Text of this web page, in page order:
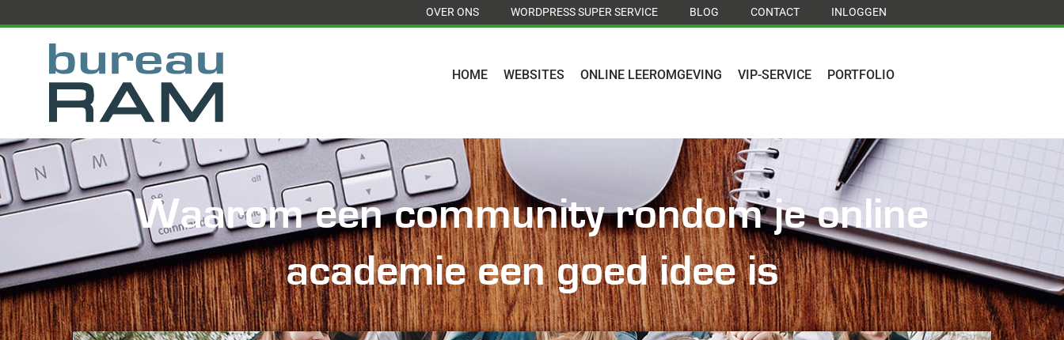
OVER ONS WORDPRESS SUPER SERVICE BLOG CONTACT INLOGGEN
HOME WEBSITES ONLINE LEEROMGEVING VIP-SERVICE PORTFOLIO
Waarom een community rondom je online
academie een goed idee is